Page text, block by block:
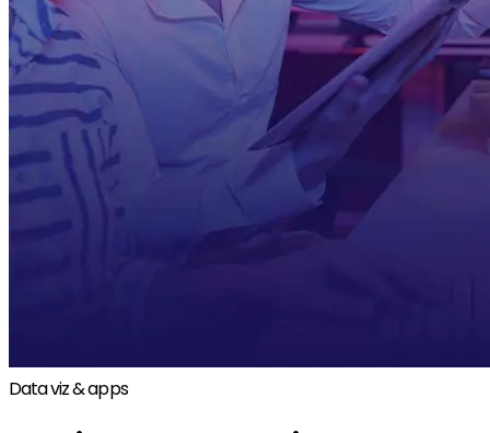
Data viz & apps